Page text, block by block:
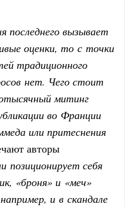
последнего вызывает
оценки, то с точки
традиционного
нет. Чего стоит
митинг
во Франции
или притеснения
авторы
позиционирует себя
«броня» и «меч»
и в скандале